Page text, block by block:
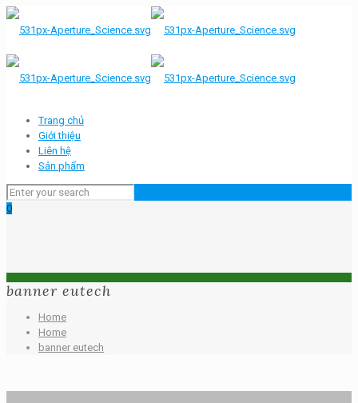
Trang chủ
Giới thiệu
Liên hệ
Sản phẩm
0
banner eutech
Home
Home
banner eutech